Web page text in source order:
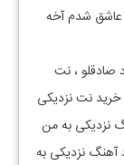
عاشق شدم آخه
صادقلو، نت
خرید نتنزدیکی
نزدیکی به من
آهنگ نزدیکی به